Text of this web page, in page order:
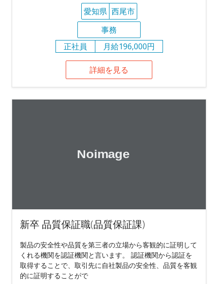
愛知県 西尾市
事務
正社員
月給196,000円
詳細を見る
新卒 品質保証職(品質保証課)
製品の安全性や品質を第三者の立場から客観的に証明して
くれる機関を認証機関と言います。 認証機関から認証を
取得することで、取引先に自社製品の安全性、品質を客観
的に証明することがで